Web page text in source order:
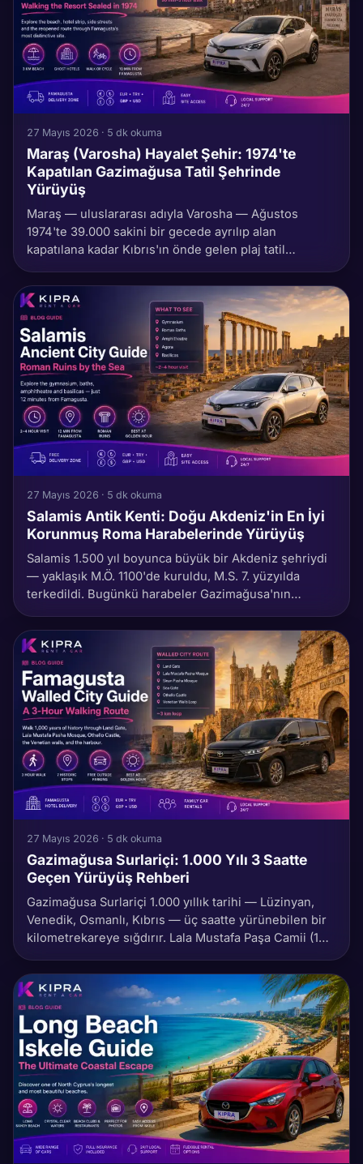
27 Mayıs 2026 · 5 dk okuma
Maraş (Varosha) Hayalet Şehir: 1974'te
Kapatılan Gazimağusa Tatil Şehrinde
Yürüyüş
Maraş — uluslararası adıyla Varosha — Ağustos
1974'te 39.000 sakini bir gecede ayrılıp alan
kapatılana kadar Kıbrıs'ın önde gelen plaj tatil
ayakta kaldı. 2020'de bir kesim yayalara ve
bisikletlilere açıldı. Bugün ne görebilirsin, binaların
ardındaki tarih, ziyaret etiği ve en güçlü izlenimi veren
rota.
27 Mayıs 2026 · 5 dk okuma
Salamis Antik Kenti: Doğu Akdeniz'in En İyi
Korunmuş Roma Harabelerinde Yürüyüş
Salamis 1.500 yıl boyunca büyük bir Akdeniz şehriydi
— yaklaşık M.Ö. 1100'de kuruldu, M.S. 7. yüzyılda
terkedildi. Bugünkü harabeler Gazimağusa'nın
mozaik zeminleri sağlam Roma gymnasium'u, 15.000
kişilik amfitiyatro, hamamlar, bazilikalar. Çoğunlukla
turistsiz. Ne göreceksin, ne kadar sürer, baktığın şeyi
nasıl okursun.
27 Mayıs 2026 · 5 dk okuma
Gazimağusa Surlariçi: 1.000 Yılı 3 Saatte
Geçen Yürüyüş Rehberi
Gazimağusa Surlariçi 1.000 yıllık tarihi — Lüzinyan,
Venedik, Osmanlı, Kıbrıs — üç saatte yürünebilen bir
kilometrekareye sığdırır. Lala Mustafa Paşa Camii (14.
Kalesi, sapasağlam duran Venedik surları — yerel
halkın ziyaretçileri götürdüğü rota: park, ışık
zamanlaması ve çoğu rehberin atladığı küçük
detaylarla.